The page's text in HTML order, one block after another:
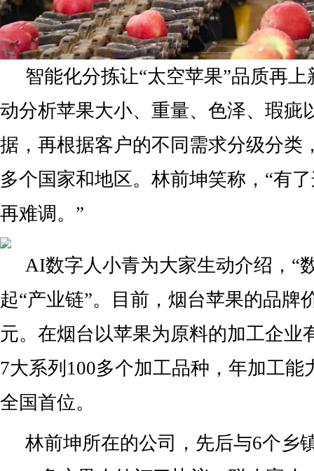
智能化分拣让“太空苹果”品质再
动分析苹果大小、重量、色泽、瑕疵
据，再根据客户的不同需求分级分类
多个国家和地区。林前坤笑称，“有
再难调。”
AI数字人小青为大家生动介绍，“
起“产业链”。目前，烟台苹果的品牌
元。在烟台以苹果为原料的加工企业
7大系列100多个加工品种，年加工能
全国首位。
林前坤所在的公司，先后与6个乡